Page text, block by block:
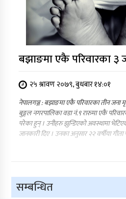
बझाङमा एकै परिवारका
२५ श्रावण २०७९, बुधबार १४:०१
नेपालगञ्ज : बझाङमा एकै परिवारका तीन
बुङ्गल नगरपालिका वडा नं.९ रारुमा एकै
परेका हुन् । उनीहरु झुन्डिएको अवस्थामा
जानकारी दिए । उनका अनुसार २२ वर्षीया गीता
सम्बन्धित